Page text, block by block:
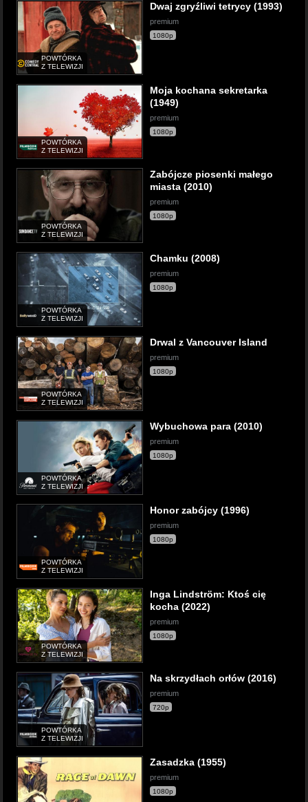
POWTÓRKA
Z TELEWIZJI
Dwaj zgryźliwi tetrycy (1993)
premium
1080p
POWTÓRKA
Z TELEWIZJI
Moja kochana sekretarka
(1949)
premium
1080p
POWTÓRKA
Z TELEWIZJI
Zabójcze piosenki małego
miasta (2010)
premium
1080p
POWTÓRKA
Z TELEWIZJI
Chamku (2008)
premium
1080p
POWTÓRKA
Z TELEWIZJI
Drwal z Vancouver Island
premium
1080p
POWTÓRKA
Z TELEWIZJI
Wybuchowa para (2010)
premium
1080p
POWTÓRKA
Z TELEWIZJI
Honor zabójcy (1996)
premium
1080p
POWTÓRKA
Z TELEWIZJI
Inga Lindström: Ktoś cię
kocha (2022)
premium
1080p
POWTÓRKA
Z TELEWIZJI
Na skrzydłach orłów (2016)
premium
720p
Zasadzka (1955)
premium
1080p